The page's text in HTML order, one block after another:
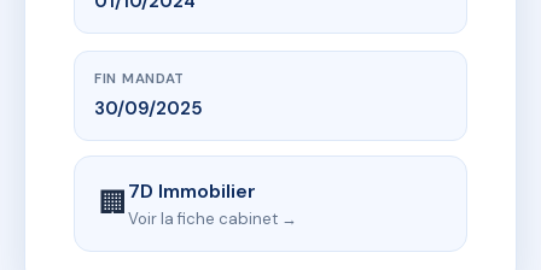
FIN MANDAT
30/09/2025
🏢7D Immobilier
Voir la fiche cabinet →